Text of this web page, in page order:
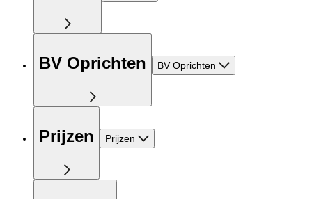
BV Oprichten BV Oprichten
Prijzen Prijzen